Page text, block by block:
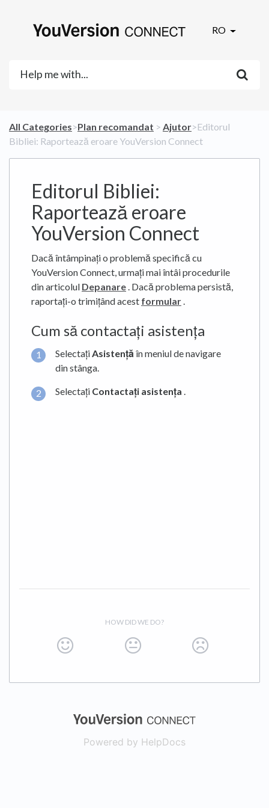
RO
All Categories​>​​Plan recomandat ​ > ​ ​Ajutor​>​ Editorul
Bibliei: Raportează eroare YouVersion Connect
Editorul Bibliei:
Raportează eroare
YouVersion Connect
Dacă întâmpinați o problemă specifică cu
YouVersion Connect, urmați mai întâi procedurile
din articolul Depanare. Dacă problema persistă,
raportați-o trimițând acest formular.
Cum să contactați asistența
SelectațiAsistență în meniul de navigare
din stânga.
Selectați Contactați asistența .
HOW DID WE DO?
(opens in a
Powered by HelpDocs